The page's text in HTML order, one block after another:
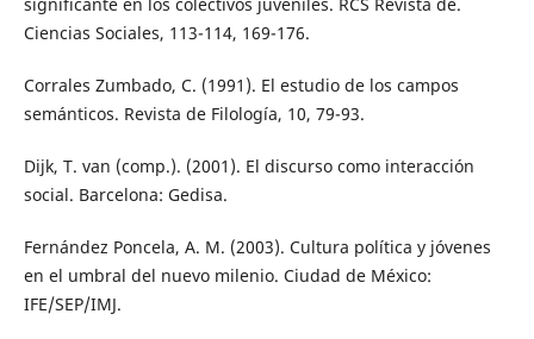
Ciencias Sociales, 113-114, 169-176.
Corrales Zumbado, C. (1991). El estudio de los campos
semánticos. Revista de Filología, 10, 79-93.
Dijk, T. van (comp.). (2001). El discurso como interacción
social. Barcelona: Gedisa.
Fernández Poncela, A. M. (2003). Cultura política y jóvenes
en el umbral del nuevo milenio. Ciudad de México:
IFE/SEP/IMJ.